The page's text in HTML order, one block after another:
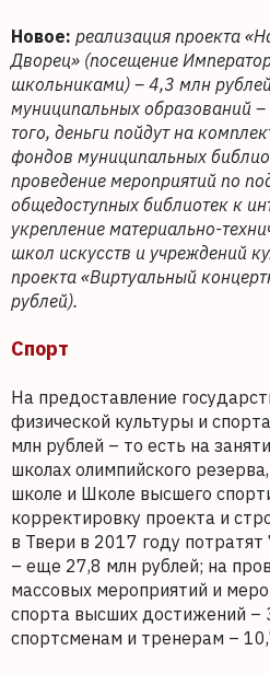
Новое: реализация проекта
Дворец» (посещение
школьниками) – 4,3 млн
муниципальных образований
того, деньги пойдут на
фондов муниципальных
проведение мероприятий по
общедоступных библиотек к
укрепление материально-
школ искусств и учреждений
проекта «Виртуальный
рублей).
Спорт
На предоставление
физической культуры и
млн рублей – то есть на
школах олимпийского
школе и Школе высшего
корректировку проекта и
в Твери в 2017 году
– еще 27,8 млн рублей; на
массовых мероприятий и
спорта высших достижений –
спортсменам и тренерам –